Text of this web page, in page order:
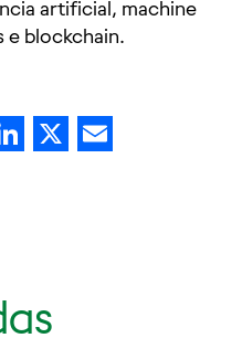
artificial, machine
e blockchain.
LinkedIn
X